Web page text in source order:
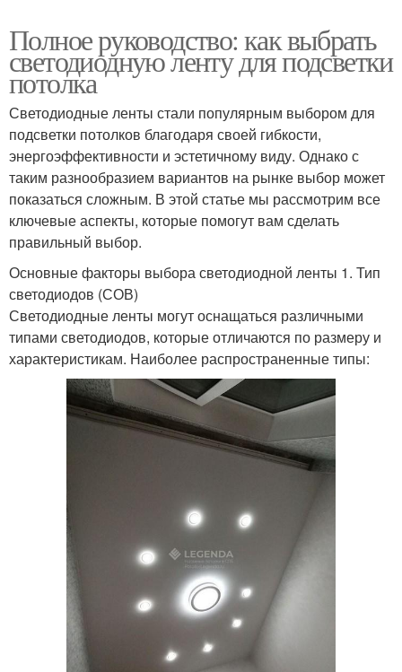
Полное руководство: как выбрать
светодиодную ленту для подсветки
потолка
Светодиодные ленты стали популярным выбором для
подсветки потолков благодаря своей гибкости,
энергоэффективности и эстетичному виду. Однако с
таким разнообразием вариантов на рынке выбор может
показаться сложным. В этой статье мы рассмотрим все
ключевые аспекты, которые помогут вам сделать
правильный выбор.
Основные факторы выбора светодиодной ленты 1. Тип
светодиодов (СОВ)
Светодиодные ленты могут оснащаться различными
типами светодиодов, которые отличаются по размеру и
характеристикам. Наиболее распространенные типы: